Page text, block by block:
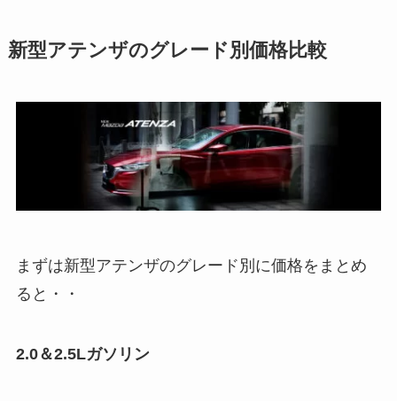
新型アテンザのグレード別価格比較
まずは新型アテンザのグレード別に価格をまとめ
ると・・
2.0＆2.5Lガソリン